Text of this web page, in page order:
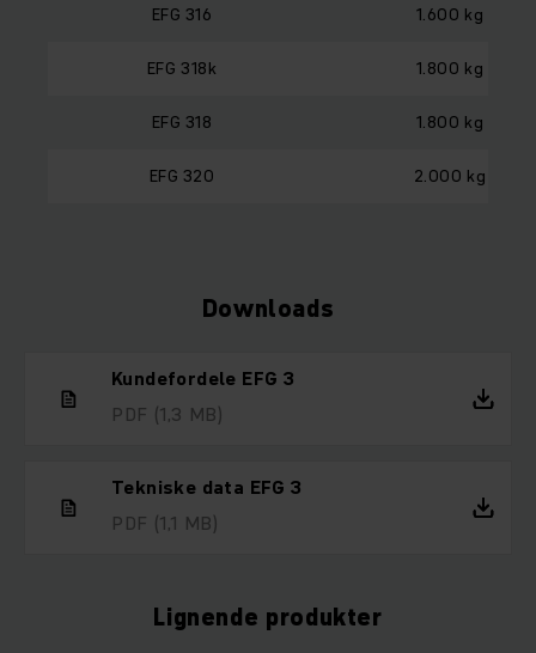
EFG 316 1.600 kg
EFG 318k 1.800 kg
EFG 318 1.800 kg
EFG 320 2.000 kg
Downloads
Kundefordele EFG 3
PDF (1,3 MB)
Tekniske data EFG 3
PDF (1,1 MB)
Lignende produkter